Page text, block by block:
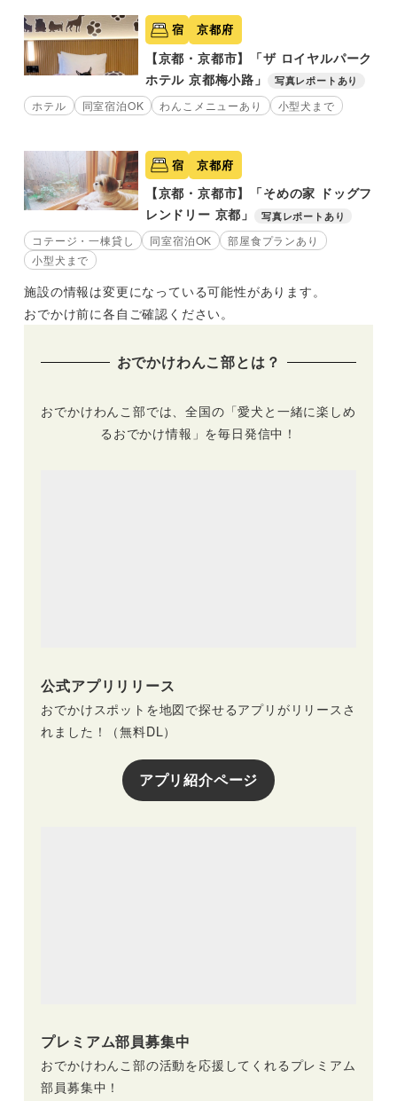
宿 京都府
【京都・京都市】「ザ ロイヤルパーク
ホテル 京都梅小路」
写真レポートあり
ホテル 同室宿泊OK わんこメニューあり 小型犬まで
宿 京都府
【京都・京都市】「そめの家 ドッグフ
レンドリー 京都」
写真レポートあり
コテージ・一棟貸し 同室宿泊OK
部屋食プランあり
小型犬まで
施設の情報は変更になっている可能性があります。
おでかけ前に各自ご確認ください。
おでかけわんこ部とは？
おでかけわんこ部では、全国の「愛犬と一緒に楽しめ
るおでかけ情報」を毎日発信中！
公式アプリリリース
おでかけスポットを地図で探せるアプリがリリースさ
れました！（無料DL）
アプリ紹介ページ
プレミアム部員募集中
おでかけわんこ部の活動を応援してくれるプレミアム
部員募集中！